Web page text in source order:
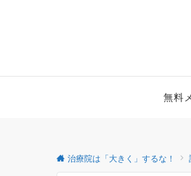
無料
治療院は「大きく」するな！